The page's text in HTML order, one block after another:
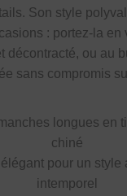
Son style
: portez-la en
décontracté, ou au
sans compromis
longues en
chiné
pour un style
intemporel